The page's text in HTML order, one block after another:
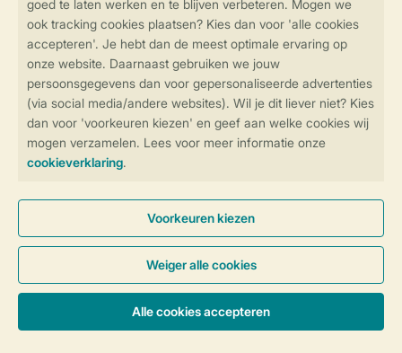
Controle over jouw gegevens &
Instellingen wijzigen
Veilig en snel online boeken
Veilige gegevensoverdracht
Veilige betaling
Algemene Voorwaarden Privacy Notice
Cookies en banners
Toegankelijkheid © 2026 Landal